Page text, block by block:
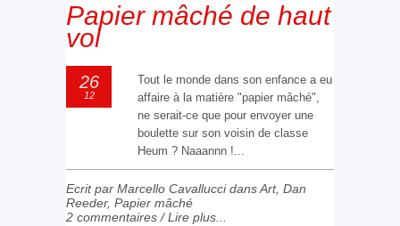
Papier mâché de haut
vol
26
12
Tout le monde dans son enfance a eu
affaire à la matière "papier mâché",
ne serait-ce que pour envoyer une
boulette sur son voisin de classe
Heum ? Naaannn !...
Ecrit par Marcello Cavallucci dansArt, Dan
Reeder, Papier mâché
2 commentaires /Lire plus...